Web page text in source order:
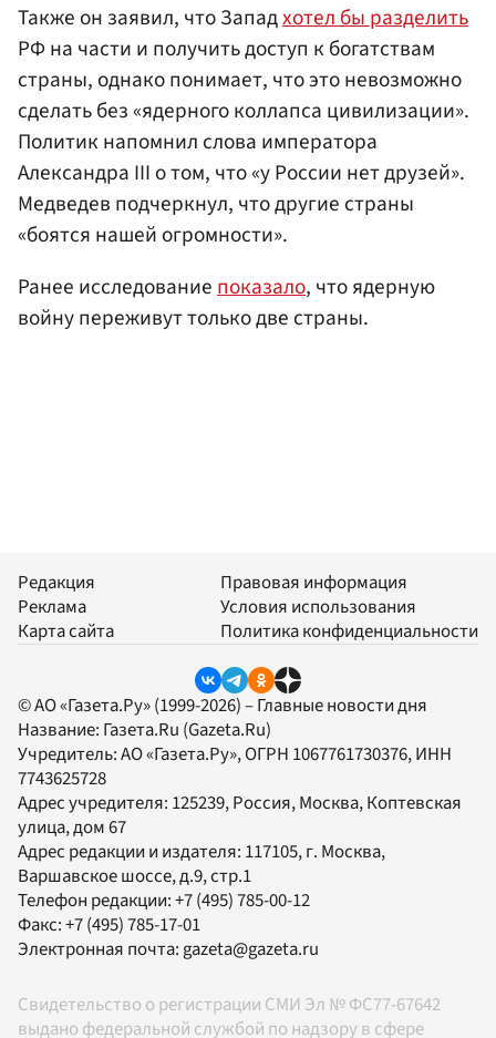
Также он заявил, что Западхотел бы разделить
РФ на части и получить доступ к богатствам
страны, однако понимает, что это невозможно
сделать без «ядерного коллапса цивилизации».
Политик напомнил слова императора
Александра III о том, что «у России нет друзей».
Медведев подчеркнул, что другие страны
«боятся нашей огромности».
Ранее исследованиепоказало, что ядерную
войну переживут только две страны.
Редакция
Реклама
Карта сайта
Правовая информация
Условия использования
Политика конфиденциальности
© АО «Газета.Ру» (1999-2026) – Главные новости дня
Название: Газета.Ru (Gazeta.Ru)
Учредитель:АО «Газета.Ру», ОГРН 1067761730376, ИНН
7743625728
Адрес учредителя: 125239, Россия, Москва, Коптевская
улица, дом 67
Адрес редакции и издателя: 117105, г. Москва,
Варшавское шоссе, д.9, стр.1
Телефон редакции:+7 (495) 785-00-12
Факс:+7 (495) 785-17-01
Электронная почта: gazeta@gazeta.ru
Свидетельство о регистрации СМИ Эл № ФС77-67642
выдано федеральной службой по надзору в сфере